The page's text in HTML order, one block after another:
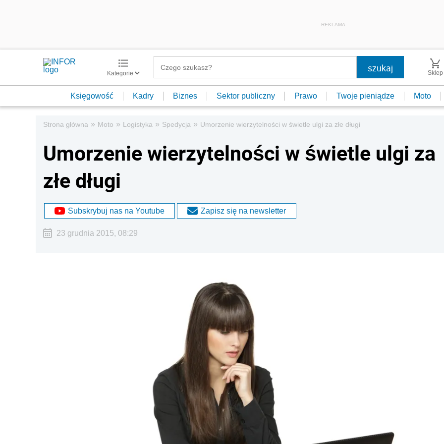
REKLAMA
Kategorie Sklep
Księgowość Kadry Biznes Sektor publiczny Prawo Twoje pieniądze Moto
Strona główna » Moto » Logistyka » Spedycja » Umorzenie wierzytelności w świetle ulgi za złe długi
Umorzenie wierzytelności w świetle ulgi za
złe długi
Subskrybuj nas na Youtube Zapisz się na newsletter
23 grudnia 2015, 08:29